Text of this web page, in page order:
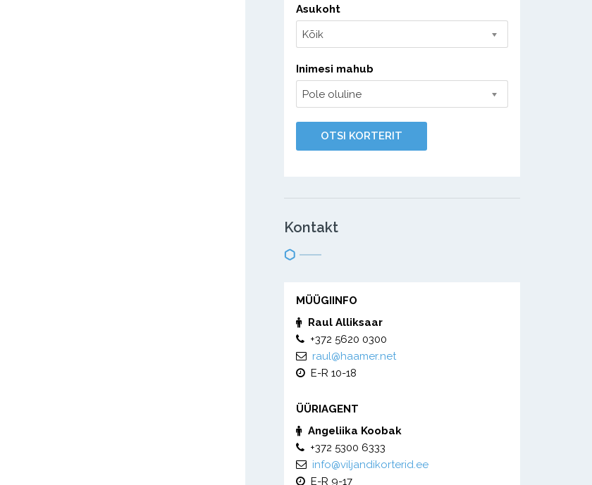
Asukoht
Kõik
Inimesi mahub
Pole oluline
Kontakt
MÜÜGIINFO
Raul Alliksaar
+372 5620 0300
raul@haamer.net
E-R 10-18
ÜÜRIAGENT
Angeliika Koobak
+372 5300 6333
info@viljandikorterid.ee
E-R 9-17